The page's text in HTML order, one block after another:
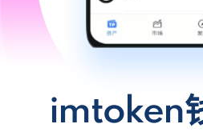
imtoken